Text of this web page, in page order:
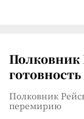
Полковник
Полковник
перемирию